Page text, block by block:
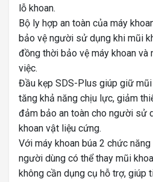
lỗ khoan.
Bộ ly hợp an toàn của máy
bảo vệ người sử dụng khi mũi
đồng thời bảo vệ máy khoan và
việc.
Đầu kẹp SDS-Plus giúp giữ mũi
tăng khả năng chịu lực, giảm
đảm bảo an toàn cho người sử
khoan vật liệu cứng.
Với máy khoan búa 2 chức
người dùng có thể thay mũi
không cần dụng cụ hỗ trợ, giúp